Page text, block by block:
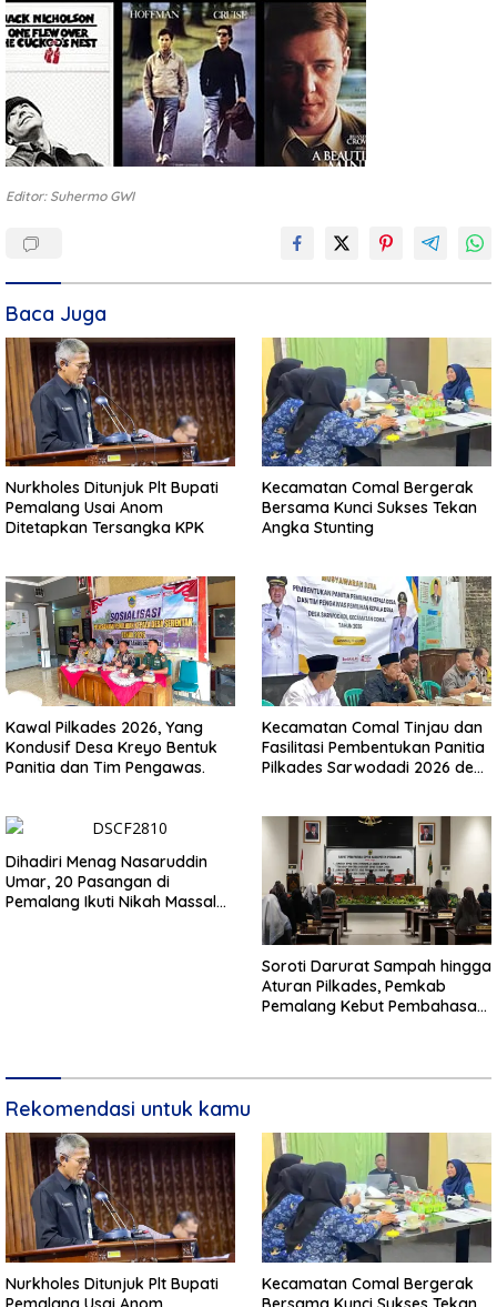
Editor: Suhermo GWI
Baca Juga
Nurkholes Ditunjuk Plt Bupati
Pemalang Usai Anom
Ditetapkan Tersangka KPK
Kecamatan Comal Bergerak
Bersama Kunci Sukses Tekan
Angka Stunting
Kawal Pilkades 2026, Yang
Kondusif Desa Kreyo Bentuk
Panitia dan Tim Pengawas.
Kecamatan Comal Tinjau dan
Fasilitasi Pembentukan Panitia
Pilkades Sarwodadi 2026 demi
Dihadiri Menag Nasaruddin
Umar, 20 Pasangan di
Pemalang Ikuti Nikah Massal
Soroti Darurat Sampah hingga
Aturan Pilkades, Pemkab
Pemalang Kebut Pembahasan
Rekomendasi untuk kamu
Nurkholes Ditunjuk Plt Bupati
Kecamatan Comal Bergerak